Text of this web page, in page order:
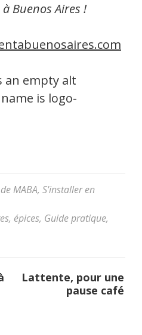
Buenos Aires !
MABA, S'installer en
, épices, Guide pratique,
Lattente, pour une
pause café